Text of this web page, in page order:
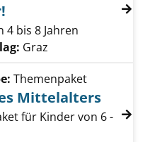
Piraten, Schätze,
4 bis 8 Jahren
Verfasser
Graz
Die Welt des
Themenpaket
Mittelalters
für Kinder von 6 -